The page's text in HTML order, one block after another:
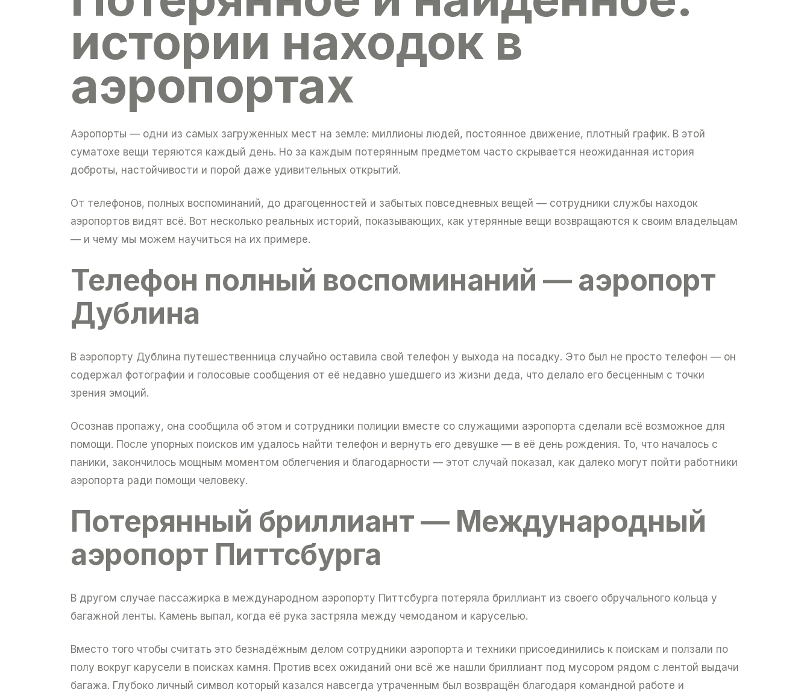
истории находок в
аэропортах
Аэропорты — одни из самых загруженных мест на земле: миллионы людей, постоянное движение, плотный график. В этой
суматохе вещи теряются каждый день. Но за каждым потерянным предметом часто скрывается неожиданная история
доброты, настойчивости и порой даже удивительных открытий.
От телефонов, полных воспоминаний, до драгоценностей и забытых повседневных вещей — сотрудники службы находок
аэропортов видят всё. Вот несколько реальных историй, показывающих, как утерянные вещи возвращаются к своим владельцам
— и чему мы можем научиться на их примере.
Телефон полный воспоминаний — аэропорт
Дублина
В аэропорту Дублина путешественница случайно оставила свой телефон у выхода на посадку. Это был не просто телефон — он
содержал фотографии и голосовые сообщения от её недавно ушедшего из жизни деда, что делало его бесценным с точки
зрения эмоций.
Осознав пропажу, она сообщила об этом и сотрудники полиции вместе со служащими аэропорта сделали всё возможное для
помощи. После упорных поисков им удалось найти телефон и вернуть его девушке — в её день рождения. То, что началось с
паники, закончилось мощным моментом облегчения и благодарности — этот случай показал, как далеко могут пойти работники
аэропорта ради помощи человеку.
Потерянный бриллиант — Международный
аэропорт Питтсбурга
В другом случае пассажирка в международном аэропорту Питтсбурга потеряла бриллиант из своего обручального кольца у
багажной ленты. Камень выпал, когда её рука застряла между чемоданом и каруселью.
Вместо того чтобы считать это безнадёжным делом сотрудники аэропорта и техники присоединились к поискам и ползали по
полу вокруг карусели в поисках камня. Против всех ожиданий они всё же нашли бриллиант под мусором рядом с лентой выдачи
багажа. Глубоко личный символ который казался навсегда утраченным был возвращён благодаря командной работе и